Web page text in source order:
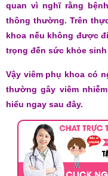
quan vì nghĩ rằng
thông thường. Trên
khoa nếu không được
trọng đến sức khỏe
Vậy viêm phụ khoa có
thường gây viêm
hiểu ngay sau đây.